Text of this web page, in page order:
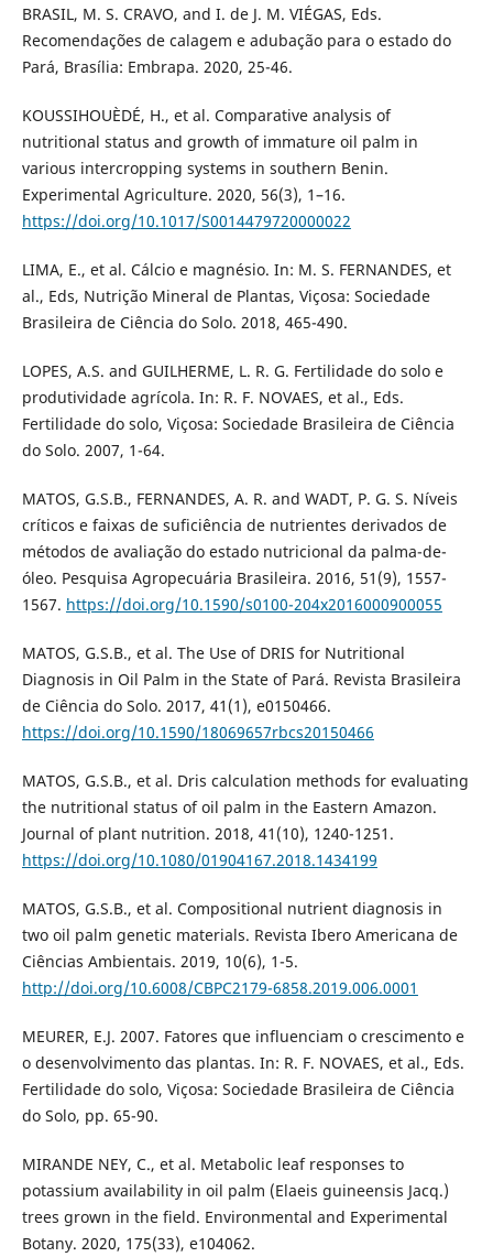
BRASIL, M. S. CRAVO, and I. de J. M. VIÉGAS, Eds.
Recomendações de calagem e adubação para o estado do
Pará, Brasília: Embrapa. 2020, 25-46.
KOUSSIHOUÈDÉ, H., et al. Comparative analysis of
nutritional status and growth of immature oil palm in
various intercropping systems in southern Benin.
Experimental Agriculture. 2020, 56(3), 1–16.
https://doi.org/10.1017/S0014479720000022
LIMA, E., et al. Cálcio e magnésio. In: M. S. FERNANDES, et
al., Eds, Nutrição Mineral de Plantas, Viçosa: Sociedade
Brasileira de Ciência do Solo. 2018, 465-490.
LOPES, A.S. and GUILHERME, L. R. G. Fertilidade do solo e
produtividade agrícola. In: R. F. NOVAES, et al., Eds.
Fertilidade do solo, Viçosa: Sociedade Brasileira de Ciência
do Solo. 2007, 1-64.
MATOS, G.S.B., FERNANDES, A. R. and WADT, P. G. S. Níveis
críticos e faixas de suficiência de nutrientes derivados de
métodos de avaliação do estado nutricional da palma-de-
óleo. Pesquisa Agropecuária Brasileira. 2016, 51(9), 1557-
1567. https://doi.org/10.1590/s0100-204x2016000900055
MATOS, G.S.B., et al. The Use of DRIS for Nutritional
Diagnosis in Oil Palm in the State of Pará. Revista Brasileira
de Ciência do Solo. 2017, 41(1), e0150466.
https://doi.org/10.1590/18069657rbcs20150466
MATOS, G.S.B., et al. Dris calculation methods for evaluating
the nutritional status of oil palm in the Eastern Amazon.
Journal of plant nutrition. 2018, 41(10), 1240-1251.
https://doi.org/10.1080/01904167.2018.1434199
MATOS, G.S.B., et al. Compositional nutrient diagnosis in
two oil palm genetic materials. Revista Ibero Americana de
Ciências Ambientais. 2019, 10(6), 1-5.
http://doi.org/10.6008/CBPC2179-6858.2019.006.0001
MEURER, E.J. 2007. Fatores que influenciam o crescimento e
o desenvolvimento das plantas. In: R. F. NOVAES, et al., Eds.
Fertilidade do solo, Viçosa: Sociedade Brasileira de Ciência
do Solo, pp. 65-90.
MIRANDE NEY, C., et al. Metabolic leaf responses to
potassium availability in oil palm (Elaeis guineensis Jacq.)
trees grown in the field. Environmental and Experimental
Botany. 2020, 175(33), e104062.